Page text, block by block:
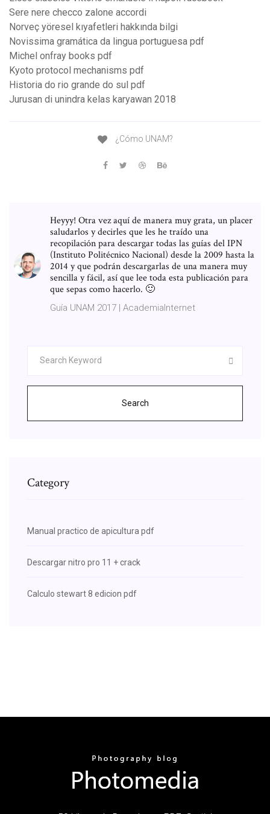
Sere nere checco zalone accordi
Norveç yöresel kıyafetleri hakkında bilgi
Novissima gramática da lingua portuguesa pdf
Michel onfray books pdf
Kyoto protocol mechanisms pdf
Historia do rio grande do sul pdf
Jurusan di unindra kelas karyawan 2018
¿Cómo UNAM?
Heyyy! Otra vez aquí de manera muy grata, un placer
saludarlos y decirles que les he traído una
recopilación para descargar todas las guías del IPN
(Instituto Politécnico Nacional) desde la 2009 hasta la
2014 y que podrán descargarlas de una manera muy
sencilla y fácil, así que lee toda esta publicación para
que sepas como hacerlo. 🙂
Guía UNAM 2017 | AcademiaInternet
Search
Category
Manual practico de apicultura pdf
Descargar nitro pro 11 + crack
Calculo stewart 8 edicion pdf